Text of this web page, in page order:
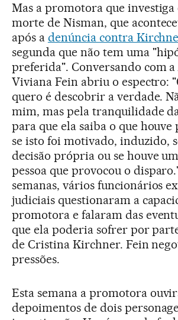
Mas a promotora que investiga
morte de Nisman, que
após a denúncia contra
segunda que não tem uma
preferida". Conversando com a
Viviana Fein abriu o espectro:
quero é descobrir a verdade.
mim, mas pela tranquilidade
para que ela saiba o que
se isto foi motivado, induzido,
decisão própria ou se houve
pessoa que provocou o
semanas, vários funcionários
judiciais questionaram a
promotora e falaram das
que ela poderia sofrer por
de Cristina Kirchner. Fein
pressões.
Esta semana a promotora
depoimentos de dois